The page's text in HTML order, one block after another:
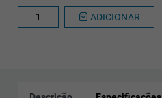
ADICIONAR